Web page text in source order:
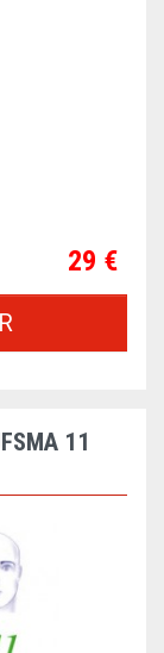
Prix
29 €
11